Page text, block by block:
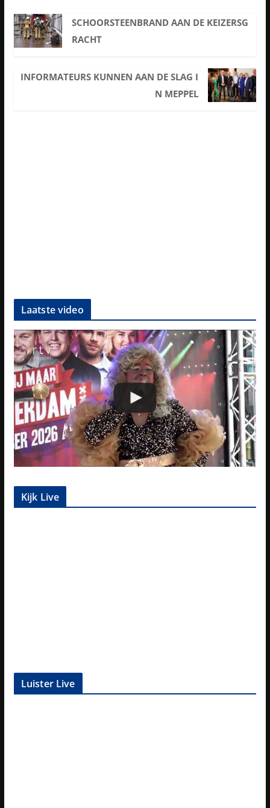
SCHOORSTEENBRAND AAN DE KEIZERSG
RACHT
INFORMATEURS KUNNEN AAN DE SLAG I
N MEPPEL
Laatste video
Kijk Live
Luister Live